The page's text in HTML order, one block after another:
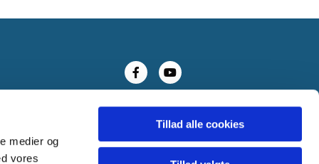
medier og
vores
Tillad alle cookies